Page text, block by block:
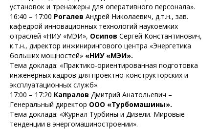
установок и тренажеры для оперативного персонала».
16:40 – 17:00 Рогалев Андрей Николаевич, д.т.н., зав.
кафедрой инновационных технологий наукоемких
отраслей «НИУ «МЭИ», Осипов Сергей Константинович,
к.т.н., директор инжинирингового центра «Энергетика
больших мощностей» «НИУ «МЭИ».
Тема доклада: «Практико-ориентированная подготовка
инженерных кадров для проектно-конструкторских и
эксплуатационных служб».
17:00 – 17:20 Капралов Дмитрий Анатольевич –
Генеральный директор ООО «Турбомашины».
Тема доклада: «Журнал Турбины и Дизели. Мировые
тенденции в энергомашиностроении».